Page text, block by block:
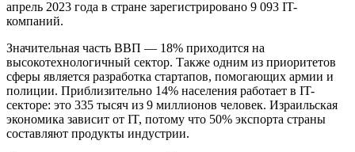
апрель 2023 года в стране зарегистрировано 9 093 IT-
компаний.
Значительная часть ВВП — 18% приходится на
высокотехнологичный сектор. Также одним из приоритетов
сферы является разработка стартапов, помогающих армии и
полиции. Приблизительно 14% населения работает в IT-
секторе: это 335 тысяч из 9 миллионов человек. Израильская
экономика зависит от IT, потому что 50% экспорта страны
составляют продукты индустрии.